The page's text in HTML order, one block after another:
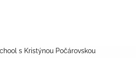
s Kristýnou Počárovskou